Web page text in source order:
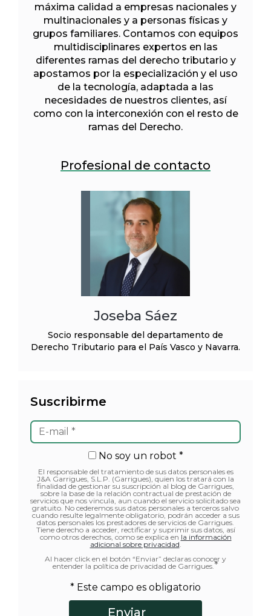
máxima calidad a empresas nacionales y
multinacionales y a personas físicas y
grupos familiares. Contamos con equipos
multidisciplinares expertos en las
diferentes ramas del derecho tributario y
apostamos por la especialización y el uso
de la tecnología, adaptada a las
necesidades de nuestros clientes, así
como con la interconexión con el resto de
ramas del Derecho.
Profesional de contacto
Joseba Sáez
Socio responsable del departamento de
Derecho Tributario para el País Vasco y Navarra.
Suscribirme
No soy un robot *
El responsable del tratamiento de sus datos personales es
J&A Garrigues, S.L.P. (Garrigues), quien los tratará con la
finalidad de gestionar su suscripción al blog de Garrigues,
sobre la base de la relación contractual de prestación de
servicios que nos vincula, aun cuando el servicio solicitado sea
gratuito. No cederemos sus datos personales a terceros salvo
cuando resulte legalmente obligatorio, podrán acceder a sus
datos personales los prestadores de servicios de Garrigues.
Tiene derecho a acceder, rectificar y suprimir sus datos, así
como otros derechos, como se explica en la información
adicional sobre privacidad.
Al hacer click en el botón “Enviar” declaras conocer y
entender la política de privacidad de Garrigues. *
* Este campo es obligatorio